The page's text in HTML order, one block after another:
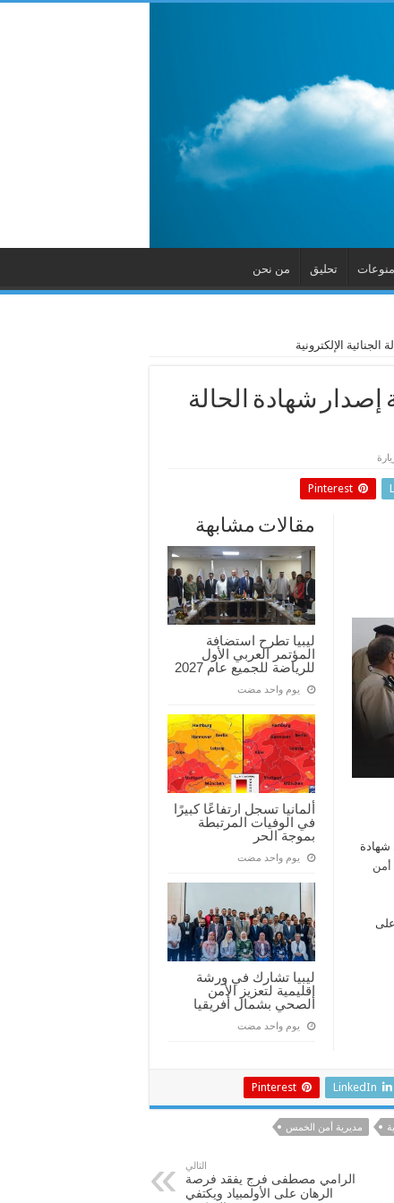
منوعات تحليق من نحن
الإلكترونية
شهادة الحالة
Pinterest
مقالات مشابهة
ليبيا تطرح استضافة
المؤتمر العربي الأول
للرياضة للجميع عام 2027
‏يوم واحد مضت
ألمانيا تسجل ارتفاعًا كبيرًا
في الوفيات المرتبطة
بموجة الحر
‏يوم واحد مضت
ليبيا تشارك في ورشة
إقليمية لتعزيز الأمن
الصحي بشمال أفريقيا
‏يوم واحد مضت
شهادة
أمن
LinkedIn
Pinterest
مديرية أمن الخمس
التالي
الرامي مصطفى فرج يفقد فرصة
الرهان على الأولمبياد ويكتفي